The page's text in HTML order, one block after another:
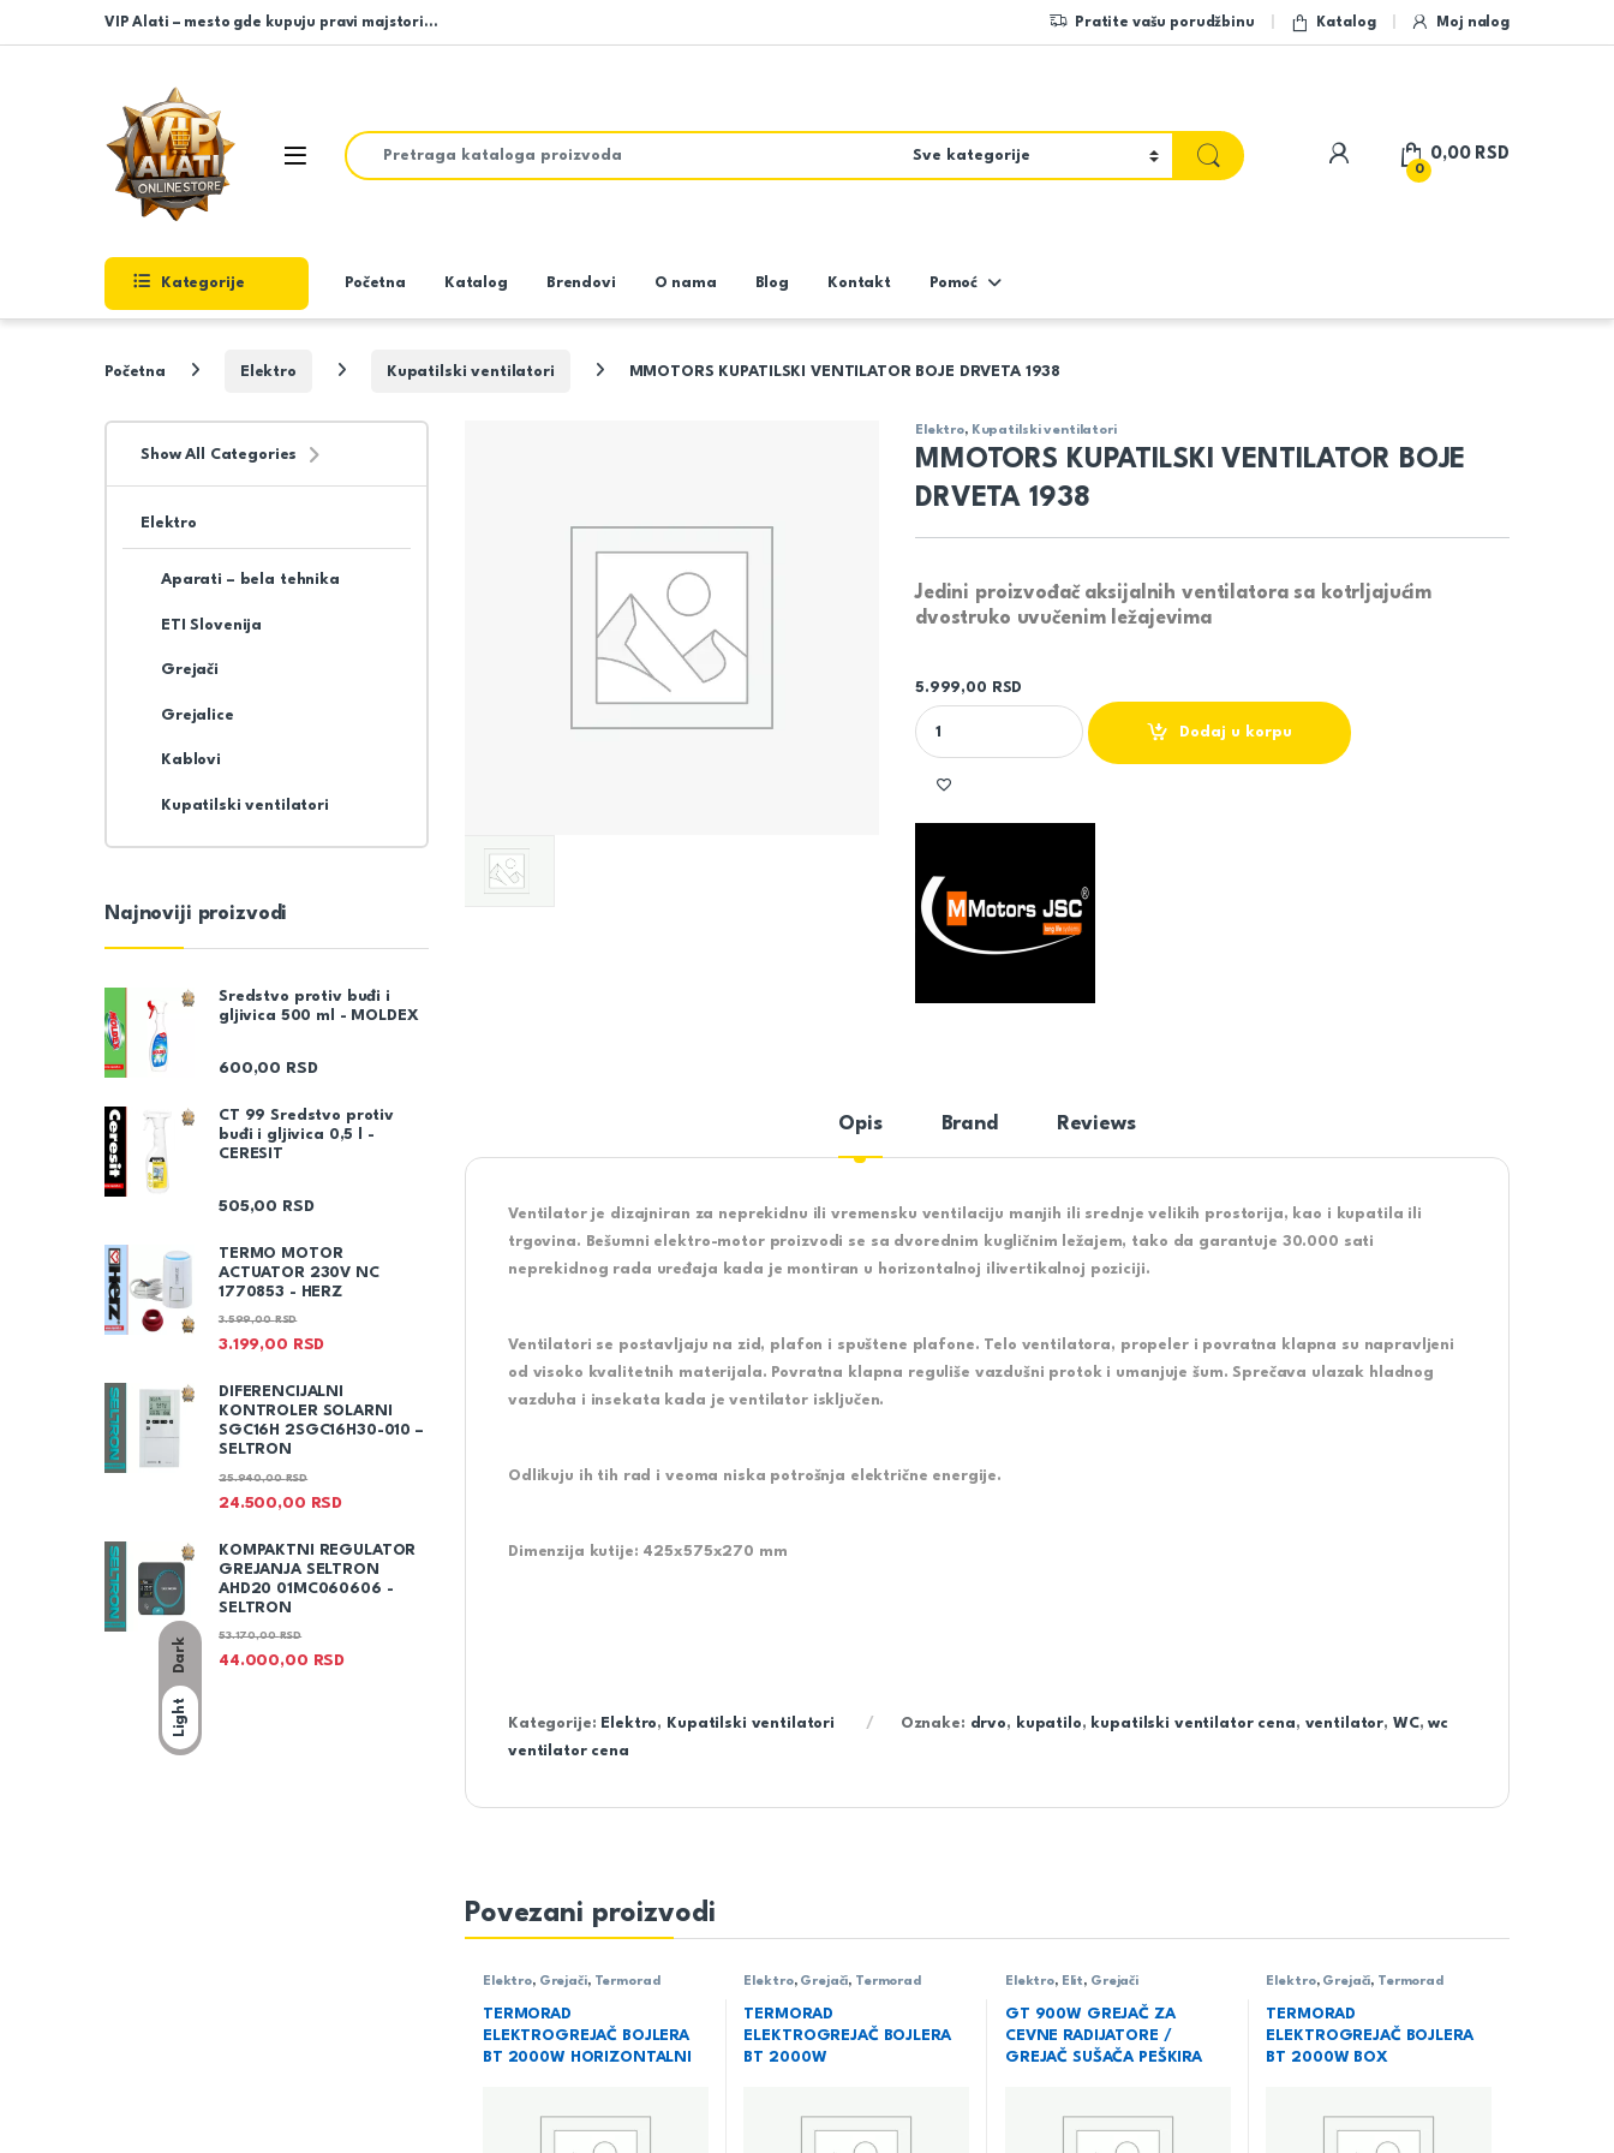
Dark
Light
Skip to navigation
Skip to content
VIP Alati – mesto gde kupuju pravi majstori… Pratite vašu porudžbinu Katalog Moj nalog
Open
Search for:
My Account
0
0,00 RSD
Kategorije Početna Katalog Brendovi O nama Blog Kontakt Pomoć
Početna Elektro Kupatilski ventilatori MMOTORS KUPATILSKI VENTILATOR BOJE DRVETA 1938
Elektro, Kupatilski ventilatori
MMOTORS KUPATILSKI VENTILATOR BOJE
DRVETA 1938
Jedini proizvođač aksijalnih ventilatora sa kotrljajućim
dvostruko uvučenim ležajevima
5.999,00
RSD
MMOTORS KUPATILSKI VENTILATOR BOJE DRVETA 1938 quantity
Dodaj u korpu
Opis Brand Reviews
Ventilator je dizajniran za neprekidnu ili vremensku ventilaciju manjih ili srednje velikih prostorija, kao i kupatila ili
trgovina. Bešumni elektro-motor proizvodi se sa dvorednim kugličnim ležajem, tako da garantuje 30.000 sati
neprekidnog rada uređaja kada je montiran u horizontalnoj ilivertikalnoj poziciji.
Ventilatori se postavljaju na zid, plafon i spuštene plafone. Telo ventilatora, propeler i povratna klapna su napravljeni
od visoko kvalitetnih materijala. Povratna klapna reguliše vazdušni protok i umanjuje šum. Sprečava ulazak hladnog
vazduha i insekata kada je ventilator isključen.
Odlikuju ih tih rad i veoma niska potrošnja električne energije.
Dimenzija kutije: 425x575x270 mm
Kategorije: Elektro, Kupatilski ventilatori Oznake: drvo, kupatilo, kupatilski ventilator cena, ventilator, WC,wc
ventilator cena
Povezani proizvodi
Elektro, Grejači, Termorad
TERMORAD
ELEKTROGREJAČ BOJLERA
BT 2000W HORIZONTALNI
Elektro, Grejači, Termorad
TERMORAD
ELEKTROGREJAČ BOJLERA
BT 2000W
Elektro, Elit, Grejači
GT 900W GREJAČ ZA
CEVNE RADIJATORE /
GREJAČ SUŠAČA PEŠKIRA
Elektro, Grejači, Termorad
TERMORAD
ELEKTROGREJAČ BOJLERA
BT 2000W BOX
Show All Categories
Elektro
Aparati – bela tehnika
ETI Slovenija
Grejači
Grejalice
Kablovi
Kupatilski ventilatori
Najnoviji proizvodi
Sredstvo protiv buđi i
gljivica 500 ml - MOLDEX
600,00 RSD
CT 99 Sredstvo protiv
buđi i gljivica 0,5 l -
CERESIT
505,00 RSD
TERMO MOTOR
ACTUATOR 230V NC
1770853 - HERZ
3.199,00 RSD
3.599,00RSD
DIFERENCIJALNI
KONTROLER SOLARNI
SGC16H 2SGC16H30-010 –
SELTRON
24.500,00 RSD
25.940,00RSD
KOMPAKTNI REGULATOR
GREJANJA SELTRON
AHD20 01MC060606 -
SELTRON
44.000,00 RSD
53.170,00RSD